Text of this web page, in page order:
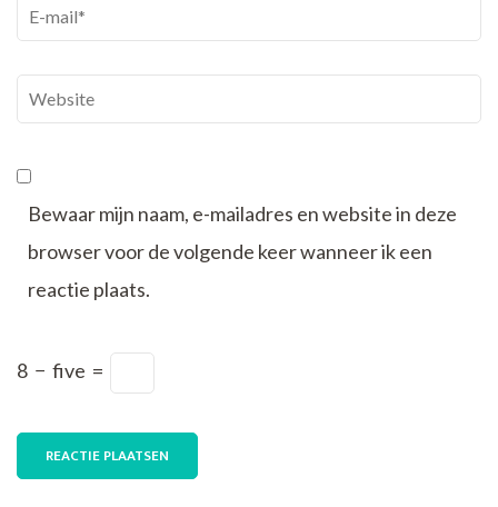
E-
mail*
Website
Bewaar mijn naam, e-mailadres en website in deze
browser voor de volgende keer wanneer ik een
reactie plaats.
8 − five =